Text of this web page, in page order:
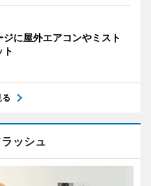
に屋外エアコンやミスト
ト
る
ッシュ